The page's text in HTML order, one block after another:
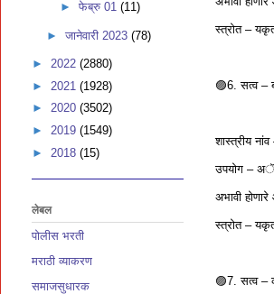
स्त्रोत –
🟣6. सत्व –
शास्त्रीय
उपयोग –
अभावी
स्त्रोत –
🟣7. सत्व –
►फेब्रु 01(11)
► जानेवारी 2023 (78)
► 2022 (2880)
► 2021 (1928)
► 2020 (3502)
► 2019 (1549)
► 2018 (15)
लेबल
पोलीस भरती
मराठी व्याकरण
समाजसुधारक